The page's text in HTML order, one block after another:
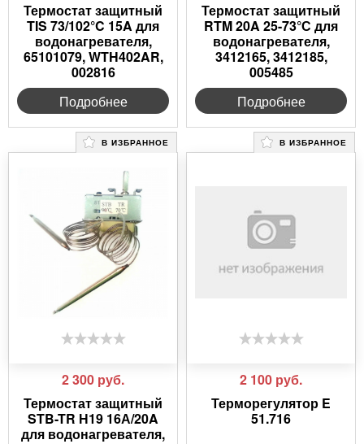
Термостат защитный
TIS 73/102°C 15A для
водонагревателя,
65101079, WTH402AR,
002816
Подробнее
Термостат защитный
RTM 20A 25-73°С для
водонагревателя,
3412165, 3412185,
005485
Подробнее
В ИЗБРАННОЕ
2 300 руб.
Термостат защитный
STB-TR Н19 16А/20A
для водонагревателя,
В ИЗБРАННОЕ
2 100 руб.
Терморегулятор E
51.716